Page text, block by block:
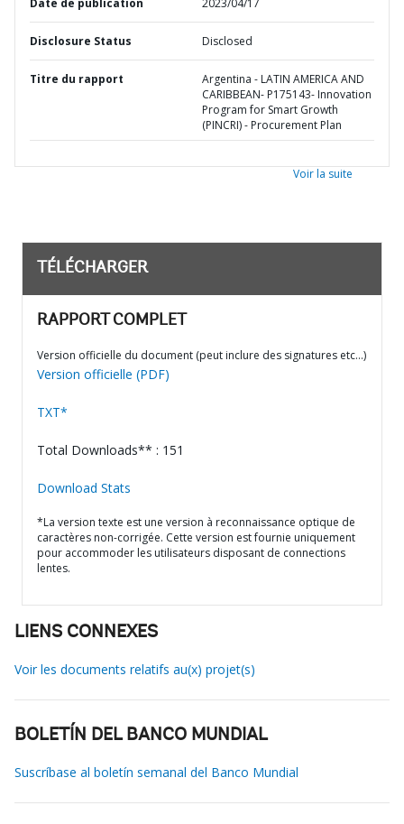
Date de publication 2023/04/17
Disclosure Status Disclosed
Titre du rapport
Argentina - LATIN AMERICA AND
CARIBBEAN- P175143- Innovation
Program for Smart Growth
(PINCRI) - Procurement Plan
Voir la suite
TÉLÉCHARGER
RAPPORT COMPLET
Version officielle du document (peut inclure des signatures etc…)
Version officielle (PDF)
TXT*
Total Downloads** : 151
Download Stats
*La version texte est une version à reconnaissance optique de
caractères non-corrigée. Cette version est fournie uniquement
pour accommoder les utilisateurs disposant de connections
lentes.
LIENS CONNEXES
Voir les documents relatifs au(x) projet(s)
BOLETÍN DEL BANCO MUNDIAL
Suscríbase al boletín semanal del Banco Mundial